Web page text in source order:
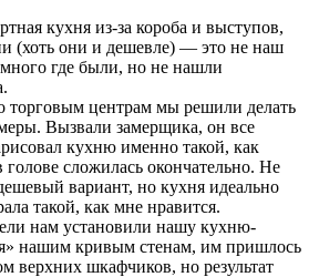
кухня из-за короба и выступов,
(хоть они и дешевле) — это не наш
где были, но не нашли
торговым центрам мы решили делать
Вызвали замерщика, он все
кухню именно такой, как
голове сложилась окончательно. Не
вариант, но кухня идеально
такой, как мне нравится.
нам установили нашу кухню-
нашим кривым стенам, им пришлось
верхних шкафчиков, но результат